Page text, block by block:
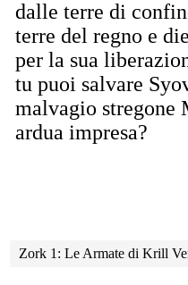
dalle terre di
terre del regno e
per la sua
tu puoi salvare
malvagio stregone
ardua impresa?
Zork 1: Le Armate di Krill